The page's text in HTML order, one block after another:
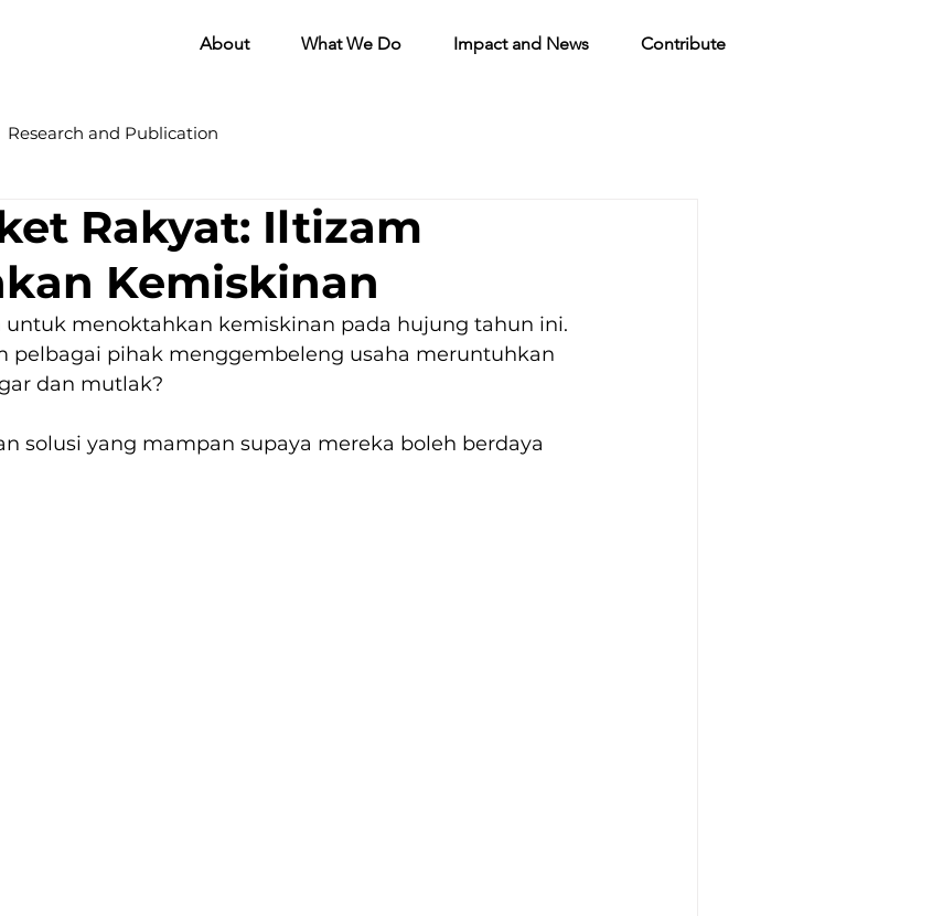
About What We Do Impact and News Contribute
Research and Publication
Rakyat: Iltizam
Kemiskinan
untuk menoktahkan kemiskinan pada hujung tahun ini.
pelbagai pihak menggembeleng usaha meruntuhkan
dan mutlak?
solusi yang mampan supaya mereka boleh berdaya